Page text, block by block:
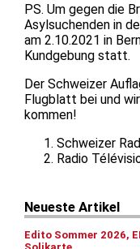
PS. Um gegen die
Asylsuchenden in
am 2.10.2021 in
Kundgebung statt.
Der Schweizer
Flugblatt bei und
kommen!
Schweizer
Radio